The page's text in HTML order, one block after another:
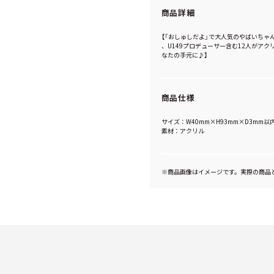
商品詳細
【「おしゅしだよ」で大人気のやばいち
、U149プロデューサー含む12人がアク
なたの手元に♪】
商品仕様
サイズ：W40mm×H93mm×D3mm以
素材：アクリル
※商品画像はイメージです。実際の商品